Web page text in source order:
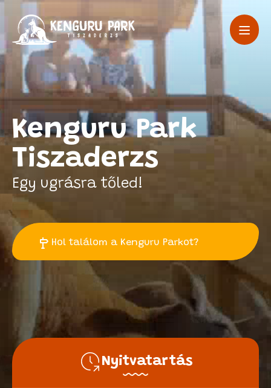
Kenguru Park
Tiszaderzs
Egy ugrásra tőled!
Hol találom a Kenguru Parkot?
Nyitvatartás